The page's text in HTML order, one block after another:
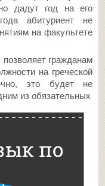
дадут год на его
абитуриент не
на факультете
гражданам
на греческой
это будет не
из обязательных